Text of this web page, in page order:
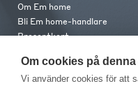
Om cookies på
Vi använder cookies för att
Om Em home
Bli Em home-handlare
Presentkort
Em home Club
Medlemsvillkor